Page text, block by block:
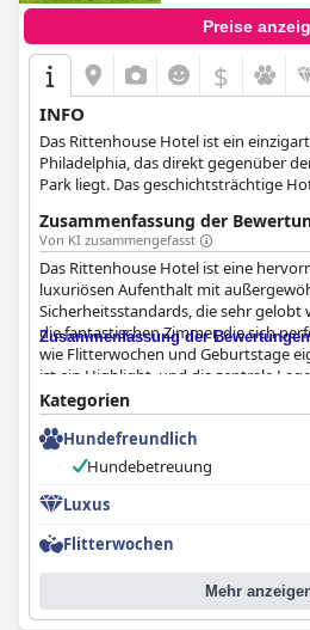
Preise
$
INFO
Das Rittenhouse Hotel ist ein
Philadelphia, das direkt gegenüber
Park liegt. Das geschichtsträchtige
Arten von Reisenden.
Zusammenfassung der
Von KI zusammengefasst
Das Rittenhouse Hotel ist eine
luxuriösen Aufenthalt mit
Sicherheitsstandards, die sehr gelobt
die fantastischen Zimmer, die sich
wie Flitterwochen und Geburtstage
ist ein Highlight, und die zentrale
ein Pluspunkt. Aber es ist das
Rittenhouse Hotel wirklich
Frank im Sicherheitsdienst für seinen
hervor. Nach über 30 Jahren
Rittenhouse Hotel nach Meinung
einfach das Beste.
Zusammenfassung der
Kategorien
Hundefreundlich
Hundebetreuung
Luxus
Flitterwochen
Mehr